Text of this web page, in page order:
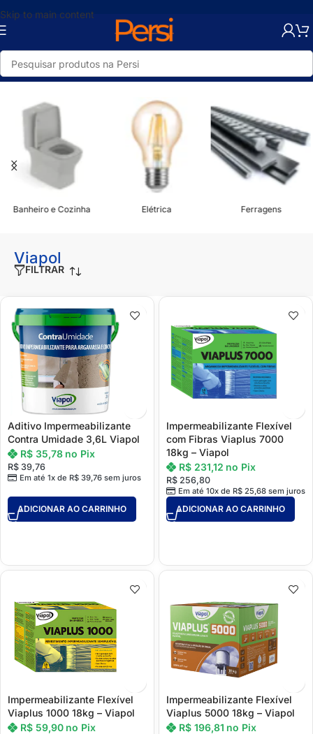
Skip to main content
Início/Viapol
Banheiro e Cozinha Elétrica Ferragens
Viapol
FILTRAR
Aditivo Impermeabilizante
Contra Umidade 3,6L Viapol
R$ 39,76
Em até 1x de R$39,76sem juros
R$35,78 no Pix
ADICIONAR AO CARRINHO
Impermeabilizante Flexível
com Fibras Viaplus 7000
18kg – Viapol
R$ 256,80
Em até 10x de R$25,68sem juros
R$231,12 no Pix
ADICIONAR AO CARRINHO
Impermeabilizante Flexível
Viaplus 1000 18kg – Viapol
R$59,90 no Pix
Impermeabilizante Flexível
Viaplus 5000 18kg – Viapol
R$196,81 no Pix